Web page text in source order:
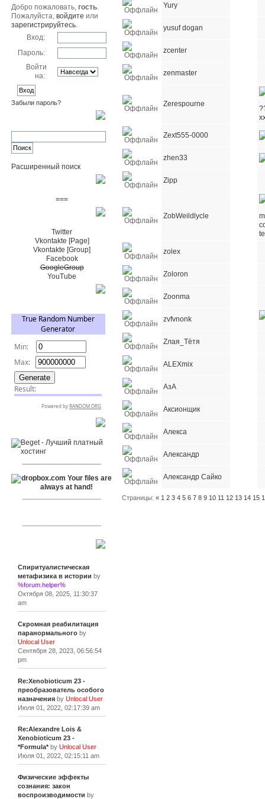
Добро пожаловать,гость.
Пожалуйста,войдите или
зарегистрируйтесь.
Вход:
Пароль:
Войти
на:
Забыли пароль?
Расширенный поиск
===
Twitter
Vkontakte [Page]
Vkontakte [Group]
Facebook
GoogleGroup
YouTube
Спиритуалистическая
метафизика в истории by
%forum.helper%
Октября 08, 2025, 11:30:37
am
Скромная реабилитация
паранормальногоby
Unlocal User
Сентября 28, 2023, 06:56:54
pm
Re:Xenobioticum 23 -
преобразователь особого
назначенияby Unlocal User
Июля 01, 2022, 02:17:39 am
Re:Alexandre Lois &
Xenobioticum 23 -
*Formula*by Unlocal User
Июля 01, 2022, 02:15:11 am
Физические эффекты
сознания: закон
воспроизводимости by
Yury
yusuf dogan
zcenter
zenmaster
Zerespourne
Zext555-0000
zhen33
Zipp
ZobWeildlycle
zolex
Zoloron
Zoonma
zvfvnonk
Zлая_Тётя
АLEXmix
АзА
Аксионщик
Алекса
Александр
Александр Сайко
Страницы:« 1 2 3 4 5 6 7 8 9 10 11 12 13 14 15